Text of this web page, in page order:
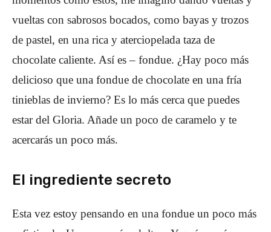
vueltas con sabrosos bocados, como bayas y trozos
de pastel, en una rica y aterciopelada taza de
chocolate caliente. Así es – fondue. ¿Hay poco más
delicioso que una fondue de chocolate en una fría
tinieblas de invierno? Es lo más cerca que puedes
estar del Gloria. Añade un poco de caramelo y te
acercarás un poco más.
El ingrediente secreto
Esta vez estoy pensando en una fondue un poco más